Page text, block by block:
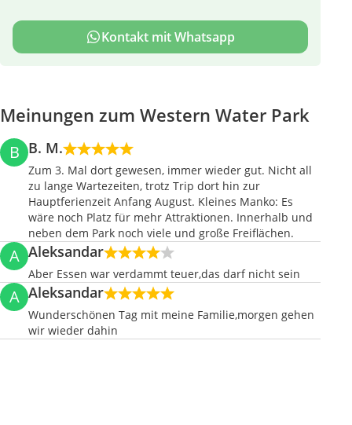
Kontakt mit Whatsapp
Meinungen zum Western Water Park
B B. M.
Zum 3. Mal dort gewesen, immer wieder gut. Nicht all
zu lange Wartezeiten, trotz Trip dort hin zur
Hauptferienzeit Anfang August. Kleines Manko: Es
wäre noch Platz für mehr Attraktionen. Innerhalb und
neben dem Park noch viele und große Freiflächen.
A Aleksandar
Aber Essen war verdammt teuer,das darf nicht sein
A Aleksandar
Wunderschönen Tag mit meine Familie,morgen gehen
wir wieder dahin